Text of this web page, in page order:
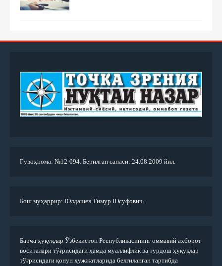
Гувоҳнома: №12-094. Берилган санаси: 24.08.2009 йил.
Бош муҳаррир: Юлдашев Тимур Юсуфович.
Барча ҳуқуқлар Ўзбекистон Республикасининг оммавий ахборот
воситалари тўғрисидаги ҳамда муаллифлик ва турдош ҳуқуқлар
тўғрисидаги қонун ҳужжатларида белгиланган тартибда